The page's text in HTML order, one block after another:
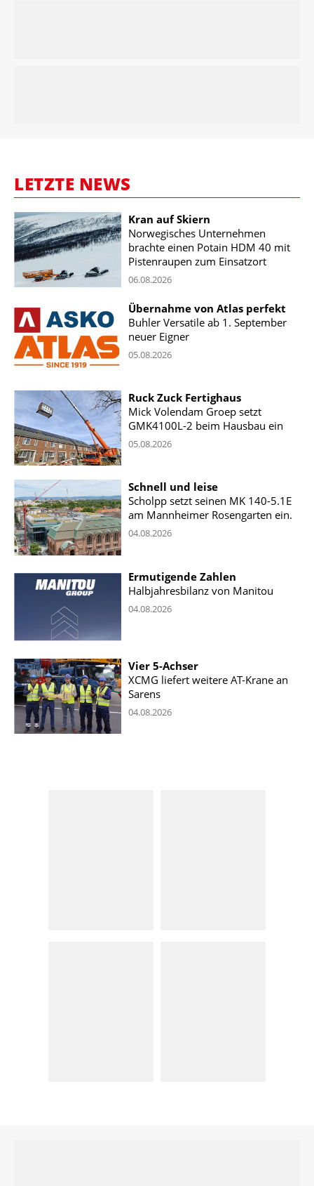
LETZTE NEWS
Kran auf Skiern
Norwegisches Unternehmen
brachte einen Potain HDM 40 mit
Pistenraupen zum Einsatzort
06.08.2026
Übernahme von Atlas perfekt
Buhler Versatile ab 1. September
neuer Eigner
05.08.2026
Ruck Zuck Fertighaus
Mick Volendam Groep setzt
GMK4100L-2 beim Hausbau ein
05.08.2026
Schnell und leise
Scholpp setzt seinen MK 140-5.1E
am Mannheimer Rosengarten ein.
04.08.2026
Ermutigende Zahlen
Halbjahresbilanz von Manitou
04.08.2026
Vier 5-Achser
XCMG liefert weitere AT-Krane an
Sarens
04.08.2026